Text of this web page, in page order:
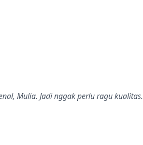
Mulia. Jadi nggak perlu ragu kualitas.